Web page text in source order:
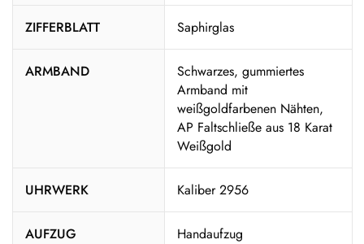
ZIFFERBLATT Saphirglas
ARMBAND
Schwarzes, gummiertes
Armband mit
weißgoldfarbenen Nähten,
AP Faltschließe aus 18 Karat
Weißgold
UHRWERK Kaliber 2956
AUFZUG Handaufzug